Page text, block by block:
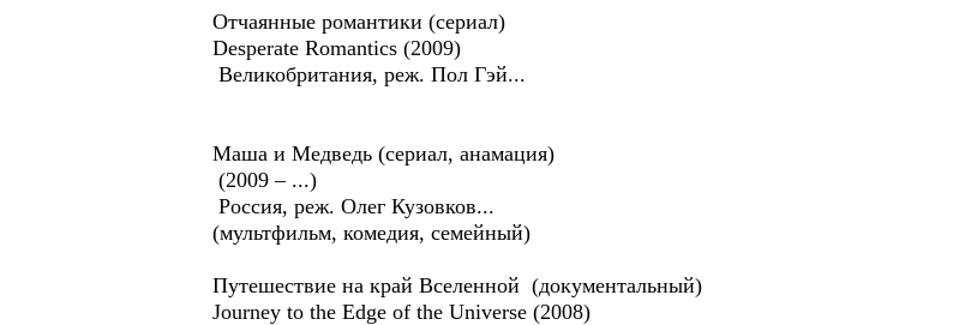
Отчаянные романтики (сериал)
Desperate Romantics (2009)
Великобритания, реж. Пол Гэй...
Маша и Медведь (сериал, анамация)
(2009 – ...)
Россия, реж. Олег Кузовков...
(мультфильм, комедия, семейный)
Путешествие на край Вселенной (документальный)
Journey to the Edge of the Universe (2008)